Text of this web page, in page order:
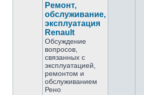
Ремонт,
обслуживание,
эксплуатация
Renault
Обсуждение
вопросов,
связанных с
эксплуатацией,
ремонтом и
обслуживанием
Рено